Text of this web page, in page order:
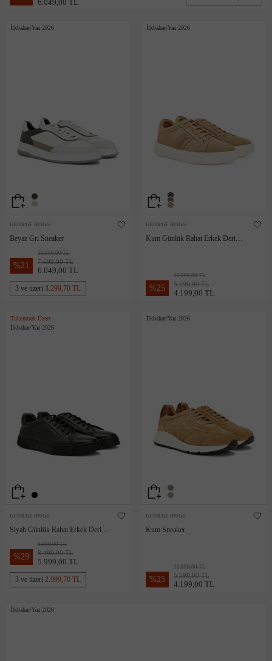
6.049,00 TL
İlkbahar/Yaz 2026
GEORGE HOGG
Beyaz Gri Sneaker
%21
10.999,00 TL
7.699,00 TL
6.049,00 TL
3 ve üzeri 3.299,70 TL
İlkbahar/Yaz 2026
GEORGE HOGG
Kum Günlük Rahat Erkek Deri
%25
13.999,00 TL
5.599,00 TL
4.199,00 TL
Tükenmek Üzere
İlkbahar/Yaz 2026
GEORGE HOGG
Siyah Günlük Rahat Erkek Deri
%29
9.999,00 TL
8.499,00 TL
5.999,00 TL
3 ve üzeri 2.999,70 TL
İlkbahar/Yaz 2026
GEORGE HOGG
Kum Sneaker
%25
13.999,00 TL
5.599,00 TL
4.199,00 TL
İlkbahar/Yaz 2026